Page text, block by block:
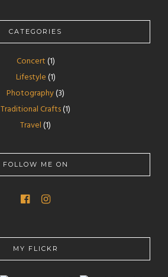
CATEGORIES
Concert(1)
Lifestyle(1)
Photography(3)
Traditional Crafts(1)
Travel(1)
FOLLOW ME ON
MY FLICKR